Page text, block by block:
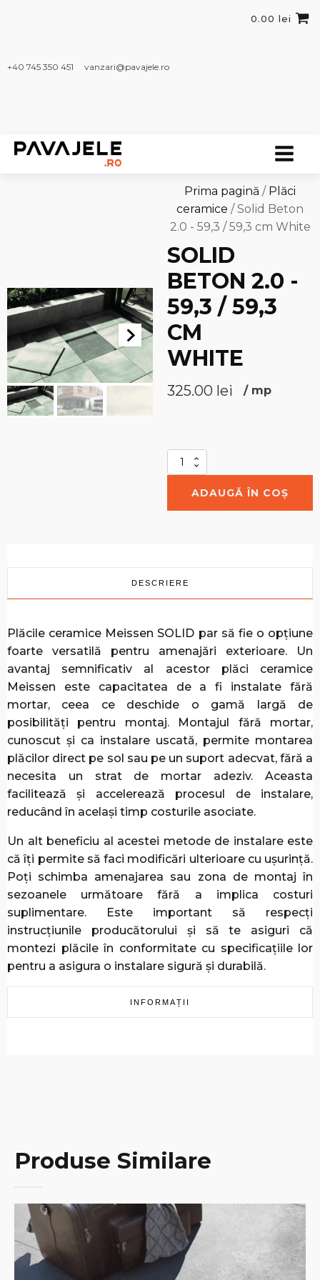
+40 745 350 451​ vanzari@pavajele.ro
0.00 lei
Prima pagină / Plăci
ceramice / Solid Beton
2.0 - 59,3 / 59,3 cm White
SOLID
BETON 2.0 -
59,3 / 59,3
CM
WHITE
325.00 lei / mp
Cantitate
Solid
White
ADAUGĂ ÎN COȘ
DESCRIERE
Plăcile ceramice Meissen SOLID par să fie o opțiune
foarte versatilă pentru amenajări exterioare. Un
avantaj semnificativ al acestor plăci ceramice
Meissen este capacitatea de a fi instalate fără
mortar, ceea ce deschide o gamă largă de
posibilități pentru montaj. Montajul fără mortar,
cunoscut și ca instalare uscată, permite montarea
plăcilor direct pe sol sau pe un suport adecvat, fără a
necesita un strat de mortar adeziv. Aceasta
facilitează și accelerează procesul de instalare,
reducând în același timp costurile asociate.
Un alt beneficiu al acestei metode de instalare este
că îți permite să faci modificări ulterioare cu ușurință.
Poți schimba amenajarea sau zona de montaj în
sezoanele următoare fără a implica costuri
suplimentare. Este important să respecți
instrucțiunile producătorului și să te asiguri că
montezi plăcile în conformitate cu specificațiile lor
pentru a asigura o instalare sigură și durabilă.
INFORMAȚII
Produse Similare